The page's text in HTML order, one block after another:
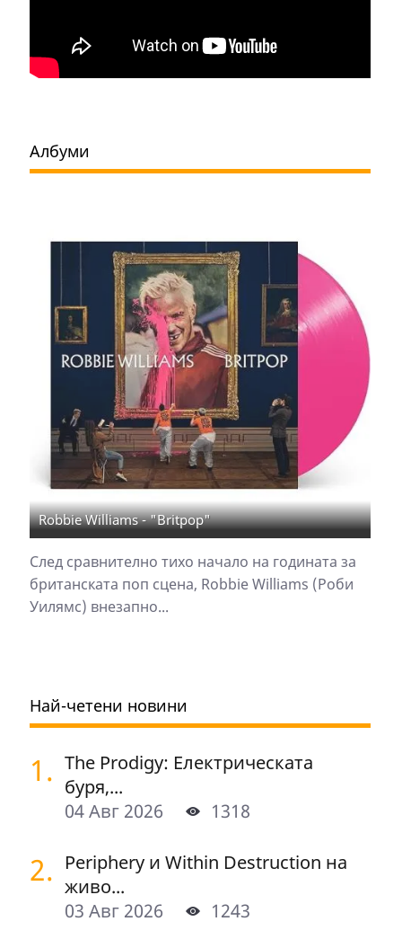
Албуми
Robbie Williams - "Britpop"
След сравнително тихо начало на годината за
британската поп сцена, Robbie Williams (Роби
Уилямс) внезапно...
Най-четени новини
1. The Prodigy: Електрическата
буря,...
04 Авг 2026
1318
2. Periphery и Within Destruction на
живо...
03 Авг 2026
1243